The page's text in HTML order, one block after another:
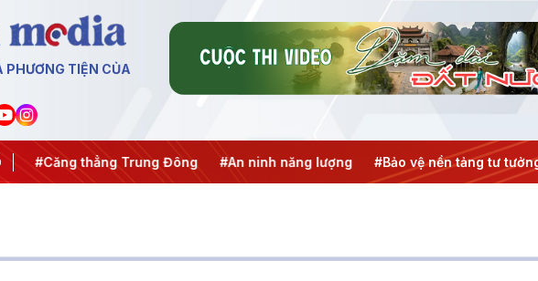
TIỆN CỦA
#Căng thẳng Trung Đông #An ninh năng lượng #Bảo vệ nền tảng tư tưởng